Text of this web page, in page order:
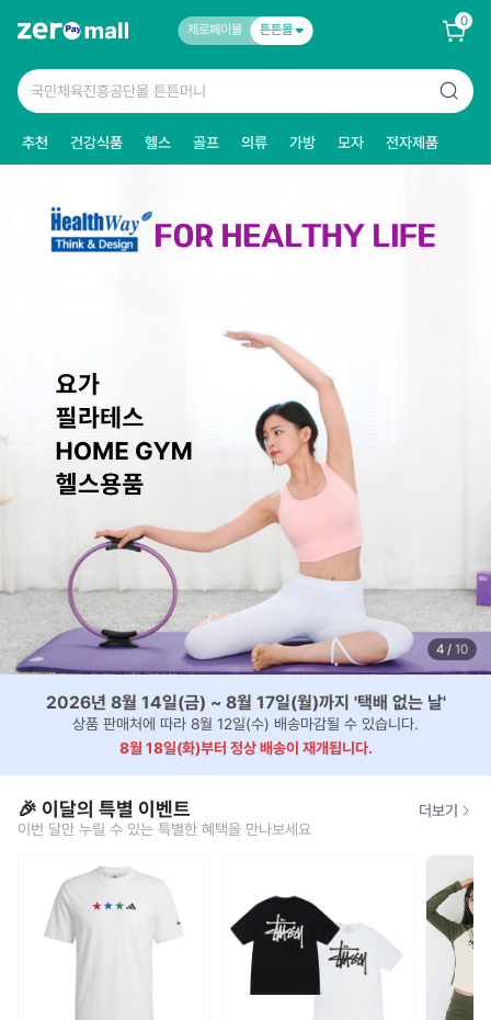
제로페이몰 튼튼몰
0
추천 건강식품 헬스 골프 의류 가방 모자 전자제품
4 / 10
2026년 8월 14일(금) ~ 8월 17일(월)까지 '택배 없는 날'
상품 판매처에 따라 8월 12일(수) 배송마감될 수 있습니다.
8월 18일(화)부터 정상 배송이 재개됩니다.
🎉 이달의 특별 이벤트
이번 달만 누릴 수 있는 특별한 혜택을 만나보세요
더보기